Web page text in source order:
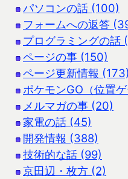
パソコンの話 (100)
フォームへの返答
プログラミングの話
ページの事 (150)
ページ更新情報 (173)
ポケモンGO（位置
メルマガの事 (20)
家電の話 (45)
開発情報 (388)
技術的な話 (99)
京田辺・枚方 (2)